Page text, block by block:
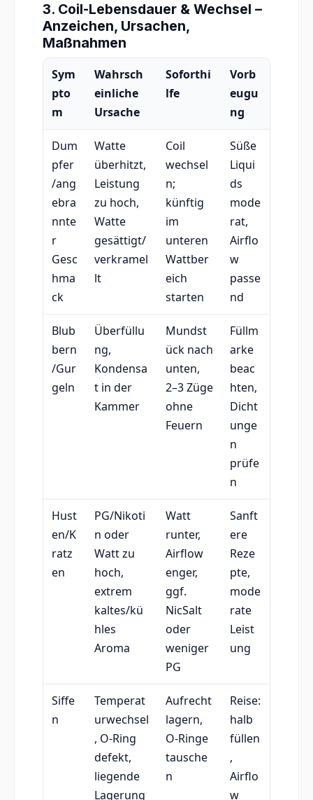
3. Coil-Lebensdauer & Wechsel –
Anzeichen, Ursachen,
Maßnahmen
Sym
pto
m
Wahrsch
einliche
Ursache
Soforthi
lfe
Vorb
eugu
ng
Dum
pfer
/ang
ebra
nnte
r
Gesc
hma
ck
Watte
überhitzt,
Leistung
zu hoch,
Watte
gesättigt/
verkramel
lt
Coil
wechsel
n;
künftig
im
unteren
Wattber
eich
starten
Süße
Liqui
ds
mode
rat,
Airflo
w
passe
nd
Blub
bern
/Gur
geln
Überfüllu
ng,
Kondensa
t in der
Kammer
Mundst
ück nach
unten,
2–3 Züge
ohne
Feuern
Füllm
arke
beac
hten,
Dicht
unge
n
prüfe
n
Hust
en/K
ratz
en
PG/Nikoti
n oder
Watt zu
hoch,
extrem
kaltes/kü
hles
Aroma
Watt
runter,
Airflow
enger,
ggf.
NicSalt
oder
weniger
PG
Sanft
ere
Reze
pte,
mode
rate
Leist
ung
Siffe
n
Temperat
urwechsel
, O-Ring
defekt,
liegende
Lagerung
Aufrecht
lagern,
O-Ringe
tausche
n
Reise:
halb
füllen
,
Airflo
w